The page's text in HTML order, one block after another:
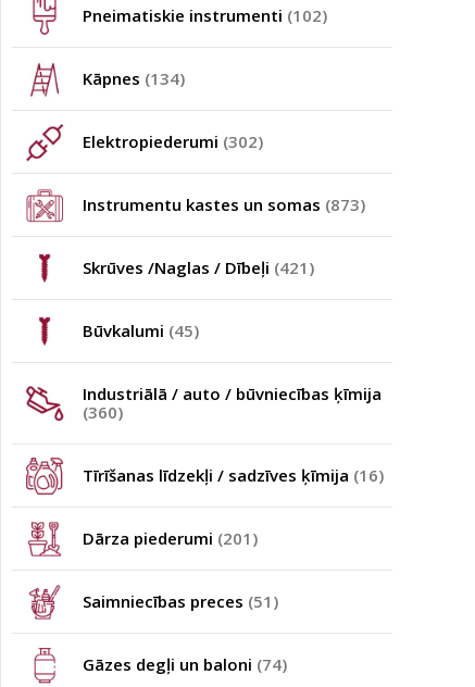
Pneimatiskie instrumenti (102)
Kāpnes (134)
Elektropiederumi (302)
Instrumentu kastes un somas (873)
Skrūves /Naglas / Dībeļi (421)
Būvkalumi (45)
Industriālā / auto / būvniecības ķīmija
(360)
Tīrīšanas līdzekļi / sadzīves ķīmija (16)
Dārza piederumi (201)
Saimniecības preces (51)
Gāzes degļi un baloni (74)